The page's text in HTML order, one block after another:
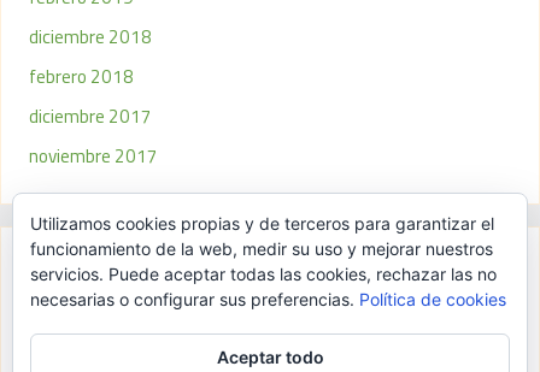
diciembre 2018
febrero 2018
diciembre 2017
noviembre 2017
Meta
Utilizamos cookies propias y de terceros para garantizar el
funcionamiento de la web, medir su uso y mejorar nuestros
servicios. Puede aceptar todas las cookies, rechazar las no
necesarias o configurar sus preferencias. Política de cookies
Aceptar todo